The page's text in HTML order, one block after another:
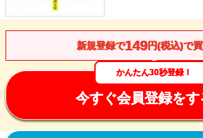
新規登録で149円(税込)で買
かんたん30秒登録！
今すぐ会員登録をす